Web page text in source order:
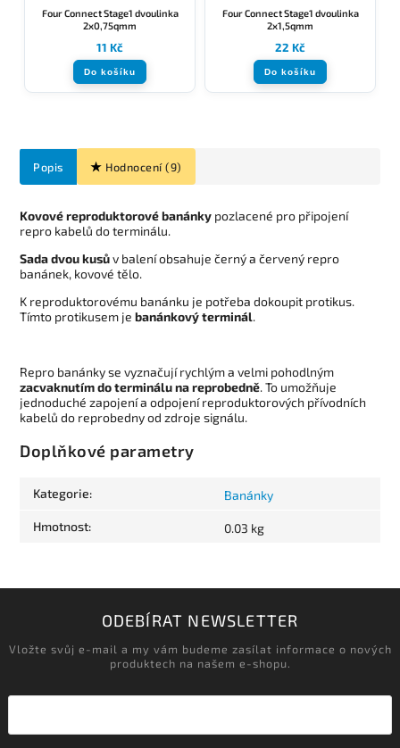
Four Connect Stage1 dvoulinka
2x0,75qmm
11 Kč
Do košíku
Four Connect Stage1 dvoulinka
2x1,5qmm
22 Kč
Do košíku
Popis Hodnocení (9)
Kovové reproduktorové banánky pozlacené pro připojení
repro kabelů do terminálu.
Sada dvou kusův balení obsahuje černý a červený repro
banánek, kovové tělo.
K reproduktorovému banánku je potřeba dokoupit protikus.
Tímto protikusem je banánkový terminál.
Repro banánky se vyznačují rychlým a velmi pohodlným
zacvaknutím do terminálu na reprobedně. To umožňuje
jednoduché zapojení a odpojení reproduktorových přívodních
kabelů do reprobedny od zdroje signálu.
Doplňkové parametry
Kategorie: Banánky
Hmotnost: 0.03 kg
ODEBÍRAT NEWSLETTER
Vložte svůj e-mail a my vám budeme zasílat informace o nových
produktech na našem e-shopu.